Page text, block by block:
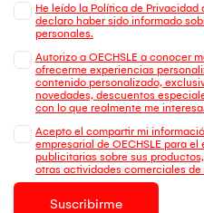
He leído la Política de Privacidad
declaro haber sido informado
personales.
Autorizo a OECHSLE a conocer
ofrecerme experiencias
contenido personalizado,
novedades, descuentos
con lo que realmente me interesa.
Acepto el compartir mi
empresarial de OECHSLE para
publicitarias sobre sus
otras actividades comerciales de
Suscribirme